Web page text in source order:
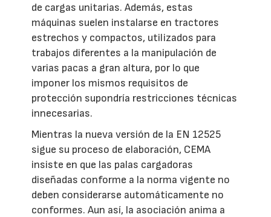
de cargas unitarias. Además, estas
máquinas suelen instalarse en tractores
estrechos y compactos, utilizados para
trabajos diferentes a la manipulación de
varias pacas a gran altura, por lo que
imponer los mismos requisitos de
protección supondría restricciones técnicas
innecesarias.
Mientras la nueva versión de la EN 12525
sigue su proceso de elaboración, CEMA
insiste en que las palas cargadoras
diseñadas conforme a la norma vigente no
deben considerarse automáticamente no
conformes. Aun así, la asociación anima a